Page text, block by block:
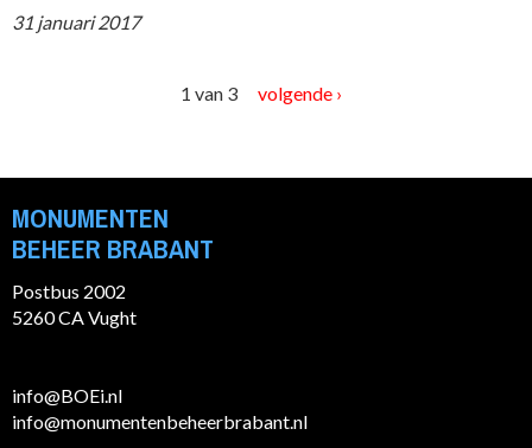
31 januari 2017
1 van 3 volgende ›
MONUMENTEN
BEHEER BRABANT
Postbus 2002
5260 CA Vught
info@BOEi.nl
info@monumentenbeheerbrabant.nl